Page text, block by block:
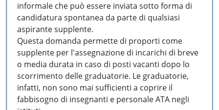
informale che può essere inviata sotto forma di
candidatura spontanea da parte di qualsiasi
aspirante supplente.
Questa domanda permette di proporti come
supplente per l'assegnazione di incarichi di breve
o media durata in caso di posti vacanti dopo lo
scorrimento delle graduatorie. Le graduatorie,
infatti, non sono mai sufficienti a coprire il
fabbisogno di insegnanti e personale ATA negli